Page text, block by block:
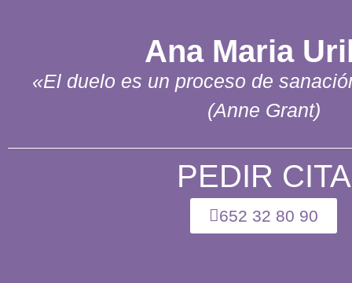
Ana Maria
«El duelo es un proceso de
(Anne Grant)
PEDIR CITA
652 32 80 90